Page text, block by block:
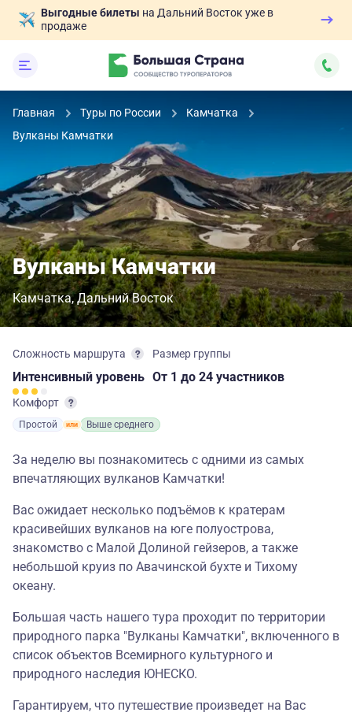
Выгодные билеты на Дальний Восток уже в
продаже
Главная Туры по России
Камчатка
Вулканы Камчатки
Вулканы Камчатки
Камчатка Дальний Восток
Сложность маршрута
Интенсивный уровень
Комфорт
Простой Выше среднего
Размер группы
От 1 до 24 участников
За неделю вы познакомитесь с одними из самых
впечатляющих вулканов Камчатки!
Вас ожидает несколько подъёмов к кратерам
красивейших вулканов на юге полуострова,
знакомство с Малой Долиной гейзеров, а также
небольшой круиз по Авачинской бухте и Тихому
океану.
Большая часть нашего тура проходит по территории
природного парка "Вулканы Камчатки", включенного в
список объектов Всемирного культурного и
природного наследия ЮНЕСКО.
Гарантируем, что путешествие произведет на Вас